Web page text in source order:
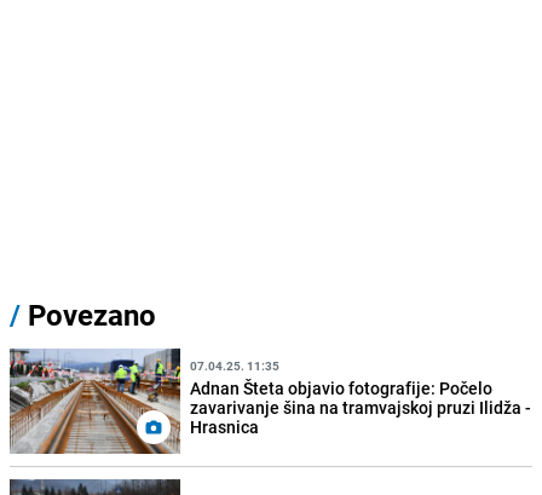
/ Povezano
07.04.25. 11:35
Adnan Šteta objavio fotografije: Počelo
zavarivanje šina na tramvajskoj pruzi Ilidža -
Hrasnica